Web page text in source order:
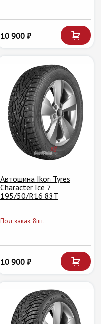
10 900 ₽
Автошина Ikon Tyres
Character Ice 7
195/50/R16 88T
Под заказ: 8шт.
10 900 ₽